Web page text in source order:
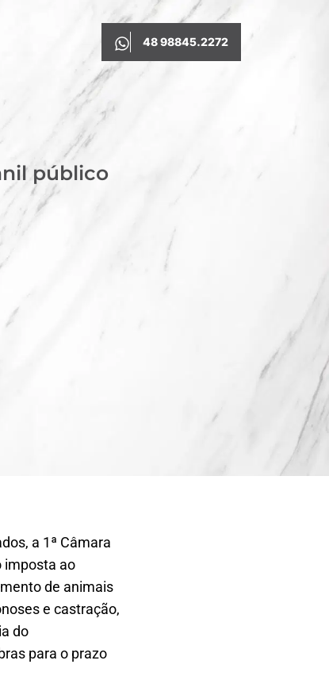
48 98845.2272
público
a 1ª Câmara
imposta ao
de animais
e castração,
do
para o prazo